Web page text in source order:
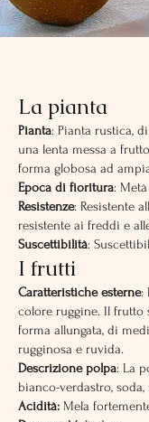
La pianta
Pianta: Pianta rustica,
una lenta messa a
forma globosa ad
Epoca di fioritura:
Resistenze: Resistente
resistente ai freddi e
Suscettibilità:
I frutti
Caratteristiche esterne:
colore ruggine. Il frutto
forma allungata, di
rugginosa e ruvida.
Descrizione polpa: La
bianco-verdastro,
Acidità: Mela